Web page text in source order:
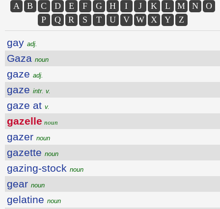
A B C D E F G H I J K L M N
O
P
Q R S T U V W X Y Z
gay adj.
Gaza noun
gaze adj.
gaze intr. v.
gaze at v.
gazelle noun
gazer noun
gazette noun
gazing-stock noun
gear noun
gelatine noun